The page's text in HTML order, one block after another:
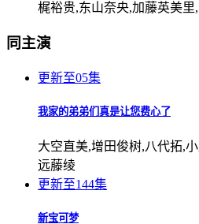
梶裕贵,东山奈央,加藤英美
同主演
更新至05集
我家的弟弟们真是让您费心了
大空直美,增田俊树,八代拓,
远藤绫
更新至144集
新宝可梦